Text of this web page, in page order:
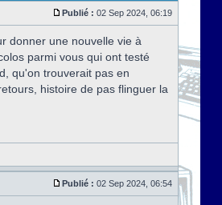
Publié : 02 Sep 2024, 06:19
donner une nouvelle vie à
parmi vous qui ont testé
qu'on trouverait pas en
histoire de pas flinguer la
Publié : 02 Sep 2024, 06:54